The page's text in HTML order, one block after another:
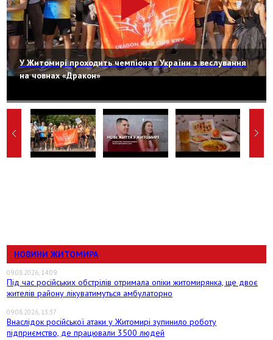
У Житомирі проходить чемпіонат України з веслування
на човнах «Дракон»
НОВИНИ ЖИТОМИРА
09.08.2026, 14:09
Під час російських обстрілів отримала опіки житомирянка, ще двоє
жителів району лікуватимуться амбулаторно
09.08.2026, 13:37
Внаслідок російської атаки у Житомирі зупинило роботу
підприємство, де працювали 3500 людей